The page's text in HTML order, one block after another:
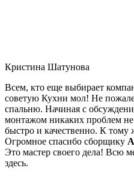
Кристина Шатунова
Всем, кто еще выбирает
советую Кухни мол! Не
спальню. Начиная с
монтажом никаких проблем
быстро и качественно. К тому
Огромное спасибо сборщику
Это мастер своего дела! Всю
здесь.